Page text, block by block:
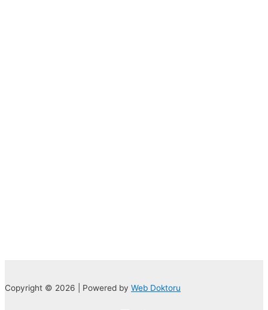
Copyright © 2026 | Powered by Web Doktoru